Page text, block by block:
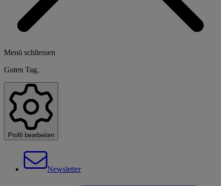
Menü schliessen
Guten Tag,
Profil bearbeiten
Newsletter